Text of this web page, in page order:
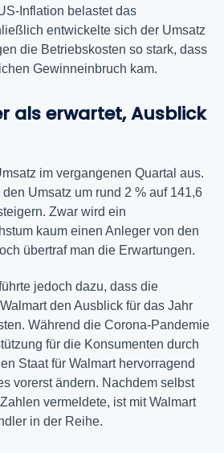
Inflation belastet das
entwickelte sich der Umsatz
die Betriebskosten so stark, dass
Gewinneinbruch kam.
als erwartet, Ausblick
im vergangenen Quartal aus.
Umsatz um rund 2 % auf 141,6
Zwar wird ein
kaum einen Anleger von den
übertraf man die Erwartungen.
jedoch dazu, dass die
den Ausblick für das Jahr
Während die Corona-Pandemie
für die Konsumenten durch
Staat für Walmart hervorragend
vorerst ändern. Nachdem selbst
vermeldete, ist mit Walmart
in der Reihe.